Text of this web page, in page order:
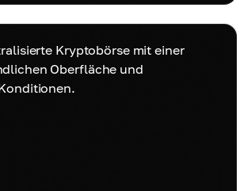
Kryptobörse mit einer
Oberfläche und